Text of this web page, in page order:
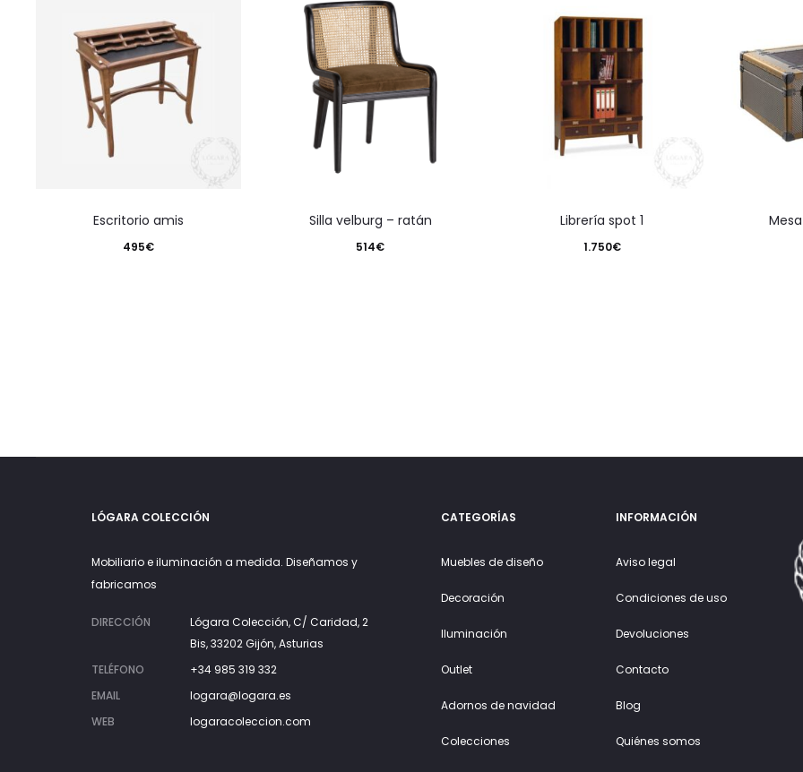
escritorio amis
495€
silla velburg – ratán
514€
librería spot 1
1.750€
LÓGARA COLECCIÓN
Mobiliario e iluminación a medida. Diseñamos y
fabricamos
DIRECCIÓN
Lógara Colección, C/ Caridad, 2
Bis, 33202 Gijón, Asturias
TELÉFONO
+34 985 319 332
EMAIL
logara@logara.es
WEB
logaracoleccion.com
CATEGORÍAS
Muebles de diseño
Decoración
Iluminación
Outlet
Adornos de navidad
Colecciones
INFORMACIÓN
Aviso legal
Condiciones de uso
Devoluciones
Contacto
Blog
Quiénes somos